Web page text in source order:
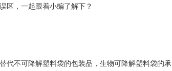
区，一起跟着小编了解下？
代不可降解塑料袋的包装品，生物可降解塑料袋的承